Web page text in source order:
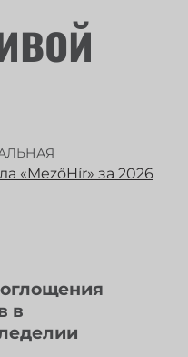
«MezőHír» за 2026
в